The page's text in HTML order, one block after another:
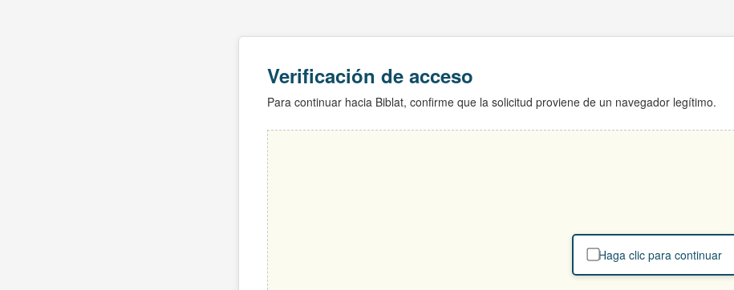
Verificación de acceso
Para continuar hacia Biblat, confirme que la solicitud proviene de un navegador legítimo.
Haga clic para continuar